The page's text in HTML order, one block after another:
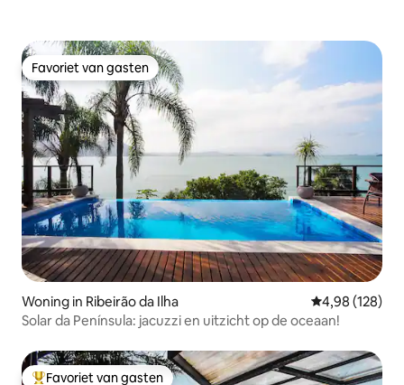
Favoriet van gasten
Favoriet van gasten
Woning in Ribeirão da Ilha Gemiddelde
4,98 (128)
Solar da Península: jacuzzi en uitzicht op de oceaan!
Favoriet van gasten